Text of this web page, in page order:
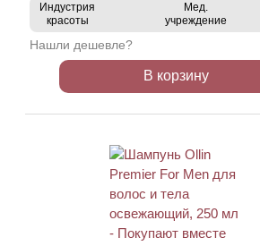
Индустрия
красоты
Мед.
учреждение
Нашли дешевле?
В корзину